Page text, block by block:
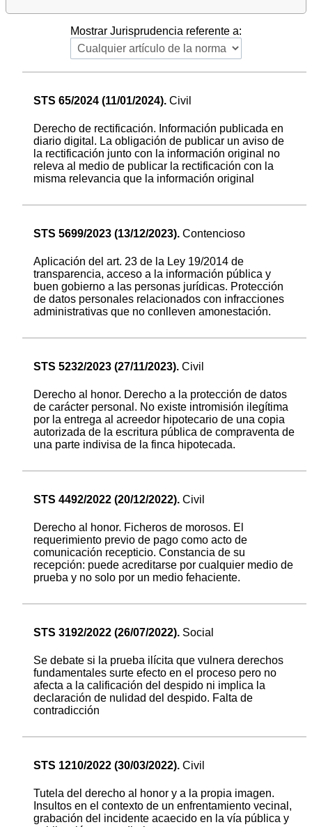
Mostrar Jurisprudencia referente a:
STS 65/2024 (11/01/2024). Civil
Derecho de rectificación. Información publicada en
diario digital. La obligación de publicar un aviso de
la rectificación junto con la información original no
releva al medio de publicar la rectificación con la
misma relevancia que la información original
STS 5699/2023 (13/12/2023). Contencioso
Aplicación del art. 23 de la Ley 19/2014 de
transparencia, acceso a la información pública y
buen gobierno a las personas jurídicas. Protección
de datos personales relacionados con infracciones
administrativas que no conlleven amonestación.
STS 5232/2023 (27/11/2023). Civil
Derecho al honor. Derecho a la protección de datos
de carácter personal. No existe intromisión ilegítima
por la entrega al acreedor hipotecario de una copia
autorizada de la escritura pública de compraventa de
una parte indivisa de la finca hipotecada.
STS 4492/2022 (20/12/2022). Civil
Derecho al honor. Ficheros de morosos. El
requerimiento previo de pago como acto de
comunicación recepticio. Constancia de su
recepción: puede acreditarse por cualquier medio de
prueba y no solo por un medio fehaciente.
STS 3192/2022 (26/07/2022). Social
Se debate si la prueba ilícita que vulnera derechos
fundamentales surte efecto en el proceso pero no
afecta a la calificación del despido ni implica la
declaración de nulidad del despido. Falta de
contradicción
STS 1210/2022 (30/03/2022). Civil
Tutela del derecho al honor y a la propia imagen.
Insultos en el contexto de un enfrentamiento vecinal,
grabación del incidente acaecido en la vía pública y